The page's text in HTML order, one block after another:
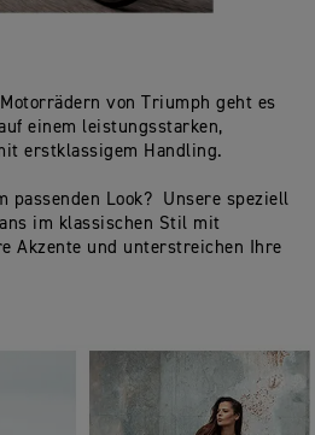
von Triumph geht es
einem leistungsstarken,
erstklassigem Handling.
passenden Look? Unsere speziell
im klassischen Stil mit
Akzente und unterstreichen Ihre